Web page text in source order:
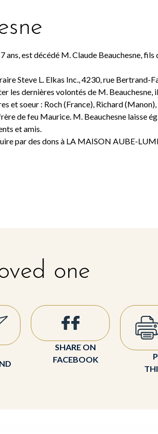
est décédé M. Claude Beauchesne, fils
Steve L. Elkas Inc., 4230, rue Bertrand-
les dernières volontés de M. Beauchesne,
et soeur : Roch (France), Richard
de feu Maurice. M. Beauchesne laisse
et amis.
par des dons à LA MAISON AUBE-
one
SHARE ON
FACEBOOK